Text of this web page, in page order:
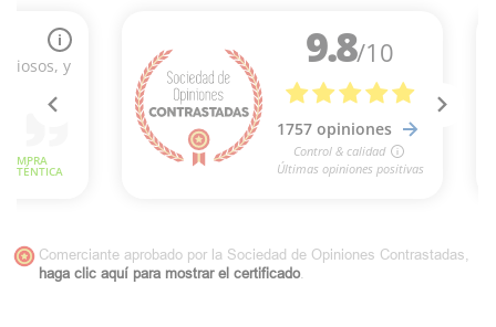
Comerciante aprobado por la Sociedad de Opiniones Contrastadas,
haga clic aquí para mostrar el certificado.